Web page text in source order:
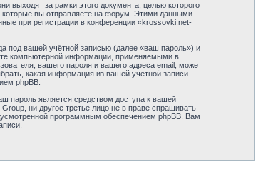
за рамки этого документа, целью которого
вы отправляете на форум. Этими данными
при регистрации в конференции «krossovki.net-
под вашей учётной записью (далее «ваш пароль») и
компьютерной информации, применяемыми в
вашего пароля и вашего адреса email, может
какая информация из вашей учётной записи
phpBB.
пароль является средством доступа к вашей
ни другое третье лицо не в праве спрашивать
программным обеспечением phpBB. Вам